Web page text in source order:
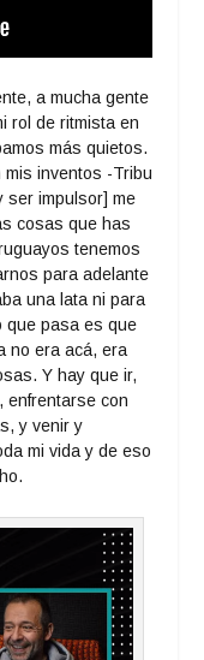
a mucha gente
rol de ritmista en
más quietos.
inventos -Tribu
ser impulsor] me
cosas que has
tenemos
para adelante
una lata ni para
que pasa es que
no era acá, era
Y hay que ir,
enfrentarse con
y venir y
mi vida y de eso